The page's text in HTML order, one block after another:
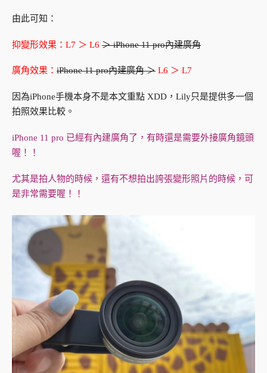
由此可知：
抑變形效果：L7 ＞ L6 ＞ iPhone 11 pro內建廣角
廣角效果： iPhone 11 pro內建廣角 ＞ L6 ＞ L7
因為iPhone手機本身不是本文重點 XDD，Lily只是提供多一個
拍照效果比較。
iPhone 11 pro 已經有內建廣角了，有時還是需要外接廣角鏡頭
喔！！
尤其是拍人物的時候，還有不想拍出誇張變形照片的時候，可
是非常需要喔！！